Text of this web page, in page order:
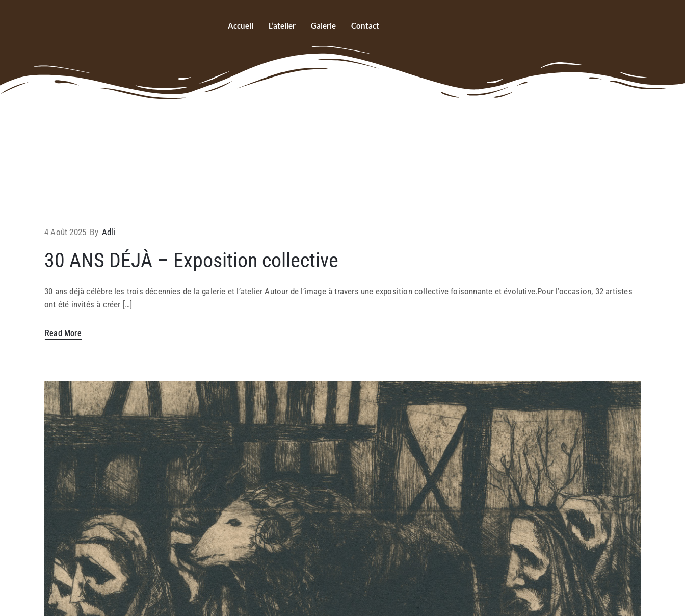
Accueil L’atelier Galerie Contact
4 Août 2025 By Adli
30 ANS DÉJÀ – Exposition collective
30 ans déjà célèbre les trois décennies de la galerie et l’atelier Autour de l’image à travers une exposition collective foisonnante et évolutive.Pour l’occasion, 32 artistes
ont été invités à créer […]
Read More